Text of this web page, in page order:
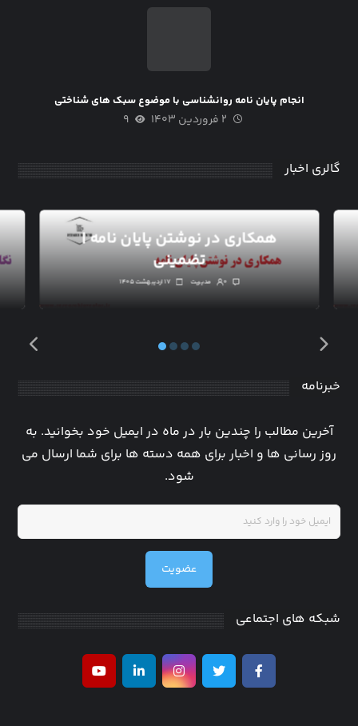
انجام پایان نامه روانشناسی با موضوع سبک های شناختی
۲ فروردین ۱۴۰۳ ۹
گالری اخبار
همکاری در نوشتن پایان نامه |
تضمینی
۱۷ اردیبهشت ۱۴۰۵ مدیریت ۰
خبرنامه
آخرین مطالب را چندین بار در ماه در ایمیل خود بخوانید. به
روز رسانی ها و اخبار برای همه دسته ها برای شما ارسال می
شود.
عضویت
شبکه های اجتماعی